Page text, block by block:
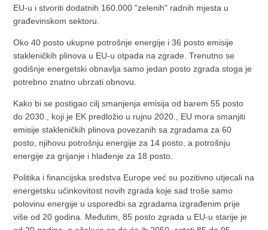
EU-u i stvoriti dodatnih 160.000 "zelenih" radnih mjesta u
građevinskom sektoru.
Oko 40 posto ukupne potrošnje energije i 36 posto emisije
stakleničkih plinova u EU-u otpada na zgrade. Trenutno se
godišnje energetski obnavlja samo jedan posto zgrada stoga je
potrebno znatno ubrzati obnovu.
Kako bi se postigao cilj smanjenja emisija od barem 55 posto
do 2030., koji je EK predložio u rujnu 2020., EU mora smanjiti
emisije stakleničkih plinova povezanih sa zgradama za 60
posto, njihovu potrošnju energije za 14 posto, a potrošnju
energije za grijanje i hlađenje za 18 posto.
Politika i financijska sredstva Europe već su pozitivno utjecali na
energetsku učinkovitost novih zgrada koje sad troše samo
polovinu energije u usporedbi sa zgradama izgrađenim prije
više od 20 godina. Međutim, 85 posto zgrada u EU-u starije je